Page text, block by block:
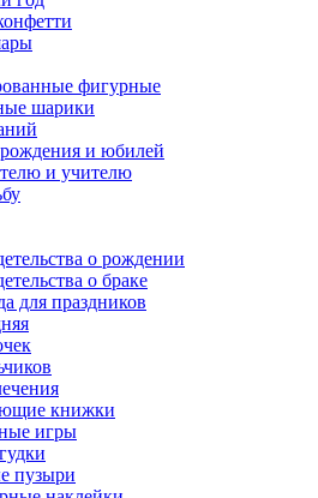
фигурные
шарики
и юбилей
и учителю
о рождении
о браке
для праздников
книжки
игры
пузыри